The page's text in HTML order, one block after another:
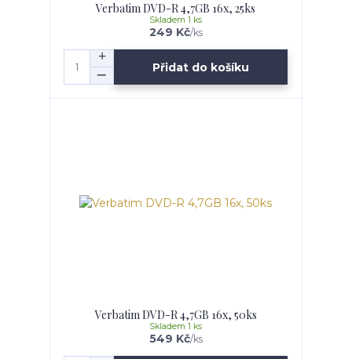
Verbatim DVD-R 4,7GB 16x, 25ks
249 Kč/ks
Skladem 1 ks
Přidat do košíku
Verbatim DVD-R 4,7GB 16x, 50ks
549 Kč/ks
Skladem 1 ks